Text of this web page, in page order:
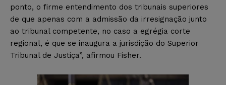
ponto, o firme entendimento dos tribunais superiores
de que apenas com a admissão da irresignação junto
ao tribunal competente, no caso a egrégia corte
regional, é que se inaugura a jurisdição do Superior
Tribunal de Justiça”, afirmou Fisher.